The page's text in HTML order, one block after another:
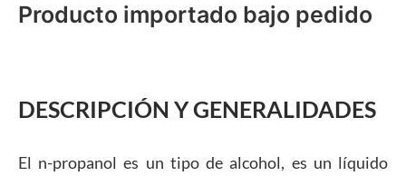
Producto importado bajo pedido
DESCRIPCIÓN Y GENERALIDADES
El n-propanol es un tipo de alcohol, es un líquido